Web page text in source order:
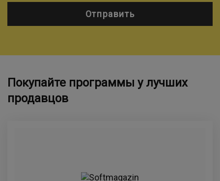
Отправить
Покупайте программы у лучших
продавцов